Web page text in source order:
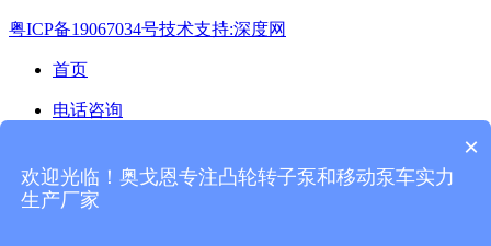
粤ICP备19067034号技术支持:深度网
首页
电话咨询
联系我们
×
欢迎光临！奥戈恩专注凸轮转子泵和移动泵车实力
生产厂家